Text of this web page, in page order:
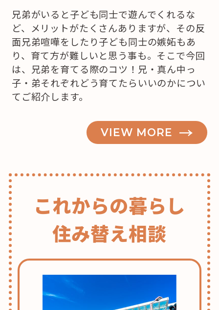
兄弟がいると子ども同士で遊んでくれるな
ど、メリットがたくさんありますが、その反
面兄弟喧嘩をしたり子ども同士の嫉妬もあ
り、育て方が難しいと思う事も。そこで今回
は、兄弟を育てる際のコツ！兄・真ん中っ
子・弟それぞれどう育てたらいいのかについ
てご紹介します。
VIEW MORE
これからの暮らし
住み替え相談